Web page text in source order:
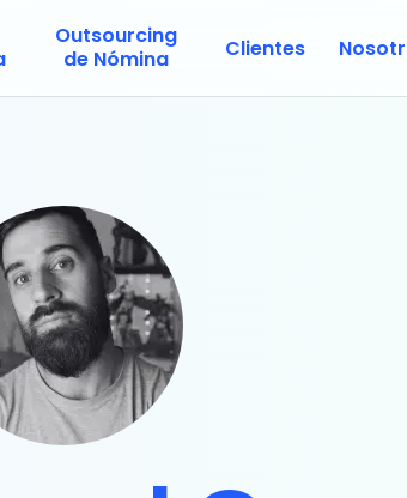
Outsourcing
de Nómina
Clientes